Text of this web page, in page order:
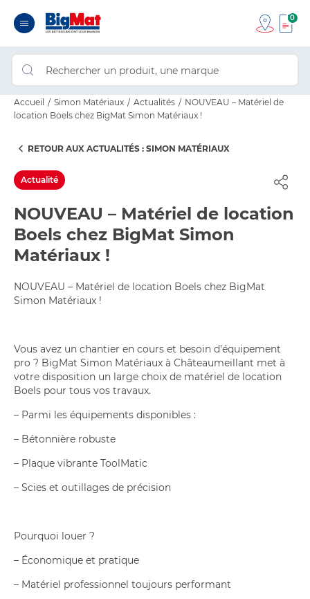
0
Accueil Simon Matériaux Actualités
NOUVEAU – Matériel de
location Boels chez BigMat Simon Matériaux !
RETOUR AUX ACTUALITÉS : SIMON MATÉRIAUX
Actualité
NOUVEAU – Matériel de location
Boels chez BigMat Simon
Matériaux !
NOUVEAU – Matériel de location Boels chez BigMat
Simon Matériaux !
Vous avez un chantier en cours et besoin d’équipement
pro ? BigMat Simon Matériaux à Châteaumeillant met à
votre disposition un large choix de matériel de location
Boels pour tous vos travaux.
– Parmi les équipements disponibles :
– Bétonnière robuste
– Plaque vibrante ToolMatic
– Scies et outillages de précision
Pourquoi louer ?
– Économique et pratique
– Matériel professionnel toujours performant